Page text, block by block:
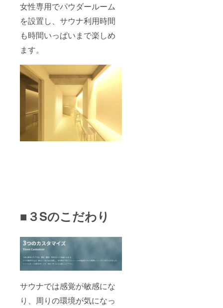
女性専用でパウダールーム
を設置し、サウナ利用時間
も時間いっぱいまで楽しめ
ます。
■３Sのこだわり
サウナでは感覚が敏感にな
り、周りの環境が気になっ